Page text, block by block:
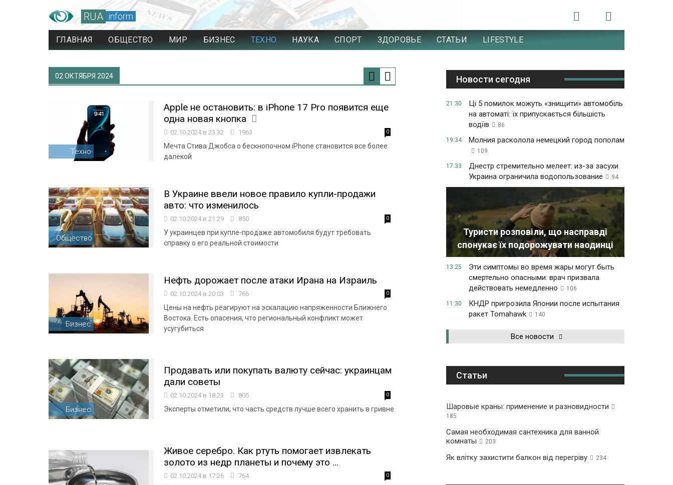
RUA inform
ГЛАВНАЯ ОБЩЕСТВО МИР БИЗНЕС ТЕХНО НАУКА СПОРТ ЗДОРОВЬЕ СТАТЬИ LIFESTYLE
02 ОКТЯБРЯ 2024
Техно
Apple не остановить: в iPhone 17 Pro появится еще
одна новая кнопка
02.10.2024 в 23:32 1963 0
Мечта Стива Джобса о бескнопочном iPhone становится все более
далекой
Общество
В Украине ввели новое правило купли-продажи
авто: что изменилось
02.10.2024 в 21:29 850 0
У украинцев при купле-продаже автомобиля будут требовать
справку о его реальной стоимости
Бизнес
Нефть дорожает после атаки Ирана на Израиль
02.10.2024 в 20:03 766 0
Цены на нефть реагируют на эскалацию напряженности Ближнего
Востока. Есть опасения, что региональный конфликт может
усугубиться
Бизнес
Продавать или покупать валюту сейчас: украинцам
дали советы
02.10.2024 в 18:23 805 0
Эксперты отметили, что часть средств лучше всего хранить в гривне
Живое серебро. Как ртуть помогает извлекать
золото из недр планеты и почему это ...
02.10.2024 в 17:26 764 0
Новости сегодня
21:30
Ці 5 помилок можуть «знищити» автомобіль
на автоматі: їх припускається більшість
водіїв
86
19:34 Молния расколола немецкий город пополам
109
17:33
Днестр стремительно мелеет: из-за засухи
Украина ограничила водопользование
94
Туристи розповіли, що насправді
спонукає їх подорожувати наодинці
13:25
Эти симптомы во время жары могут быть
смертельно опасными: врач призвала
действовать немедленно
106
11:30
КНДР пригрозила Японии после испытания
ракет Tomahawk
140
Все новости
Статьи
Шаровые краны: применение и разновидности
185
Самая необходимая сантехника для ванной
комнаты
203
Як влітку захистити балкон від перегріву 234